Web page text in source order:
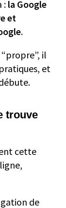
: la Google
et
.
il
et
trouve
cette
de